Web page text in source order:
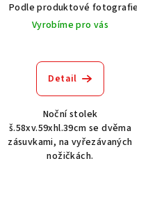
Bílá Bílá s patinou BT9001-A6
Podle produktové fotografie
Vyrobíme pro vás
Detail
Noční stolek
š.58xv.59xhl.39cm se dvěma
zásuvkami, na vyřezávaných
nožičkách.